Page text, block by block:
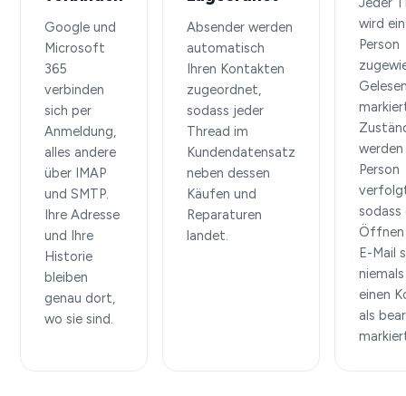
Google und
Microsoft
365
verbinden
sich per
Anmeldung,
alles andere
über IMAP
und SMTP.
Ihre Adresse
und Ihre
Historie
bleiben
genau dort,
wo sie sind.
Absender werden
automatisch
Ihren Kontakten
zugeordnet,
sodass jeder
Thread im
Kundendatensatz
neben dessen
Käufen und
Reparaturen
landet.
wird
Person
Person
sodass
Öffnen
E-Mail
einen
als